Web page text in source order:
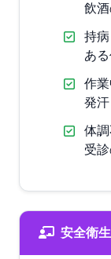
飲
持
あ
作
発
体
受
安全衛